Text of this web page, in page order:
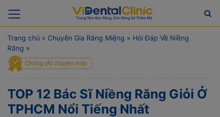
Trang chủ » Chuyên Gia Răng Miệng » Hỏi Đáp Về Niềng
Răng »
TOP 12 Bác Sĩ Niềng Răng Giỏi Ở
TPHCM Nổi Tiếng Nhất